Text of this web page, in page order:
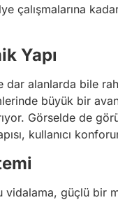
çalışmalarına
Yapı
dar alanlarda bile
büyük bir
Görselde de
kullanıcı
güçlü bir